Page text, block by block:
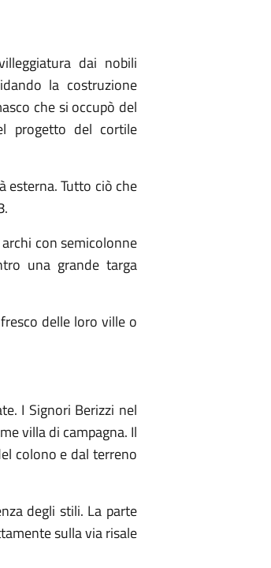
dai nobili
la costruzione
che si occupò del
progetto del cortile
esterna. Tutto ciò che
con semicolonne
una grande targa
delle loro ville o
I Signori Berizzi nel
villa di campagna. Il
colono e dal terreno
degli stili. La parte
sulla via risale